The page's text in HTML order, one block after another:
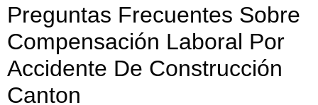
Preguntas Frecuentes Sobre
Compensación Laboral Por
Accidente De Construcción
Canton